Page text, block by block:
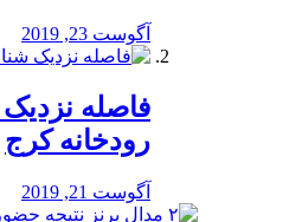
آگوست 23, 2019
️فاصله
رودخانه کرج
آگوست 21, 2019